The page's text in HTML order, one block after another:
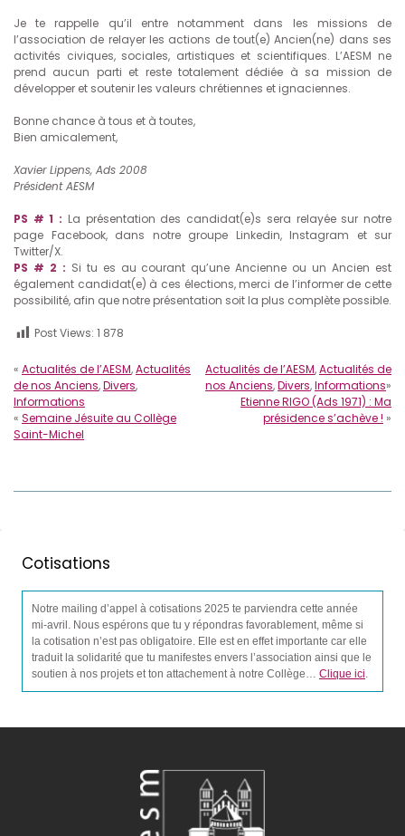
Je te rappelle qu’il entre notamment dans les missions de
l’association de relayer les actions de tout(e) Ancien(ne) dans ses
activités civiques, sociales, artistiques et scientifiques. L’AESM ne
prend aucun parti et reste totalement dédiée à sa mission de
développer et soutenir les valeurs chrétiennes et ignaciennes.
Bonne chance à tous et à toutes,
Bien amicalement,
Xavier Lippens, Ads 2008
Président AESM
PS # 1 : La présentation des candidat(e)s sera relayée sur notre
page Facebook, dans notre groupe Linkedin, Instagram et sur
Twitter/X.
PS # 2 : Si tu es au courant qu’une Ancienne ou un Ancien est
également candidat(e) à ces élections, merci de l’informer de cette
possibilité, afin que notre présentation soit la plus complète possible.
Post Views: 1 878
« Actualités de l’AESM,Actualités
de nos Anciens,Divers,
Informations
« Semaine Jésuite au Collège
Saint-Michel
Actualités de l’AESM,Actualités de
nos Anciens,Divers,Informations»
Etienne RIGO (Ads 1971) : Ma
présidence s’achève ! »
Cotisations
Notre mailing d’appel à cotisations 2025 te parviendra cette année
mi-avril. Nous espérons que tu y répondras favorablement, même si
la cotisation n’est pas obligatoire. Elle est en effet importante car elle
traduit la solidarité que tu manifestes envers l’association ainsi que le
soutien à nos projets et ton attachement à notre Collège… Clique ici.